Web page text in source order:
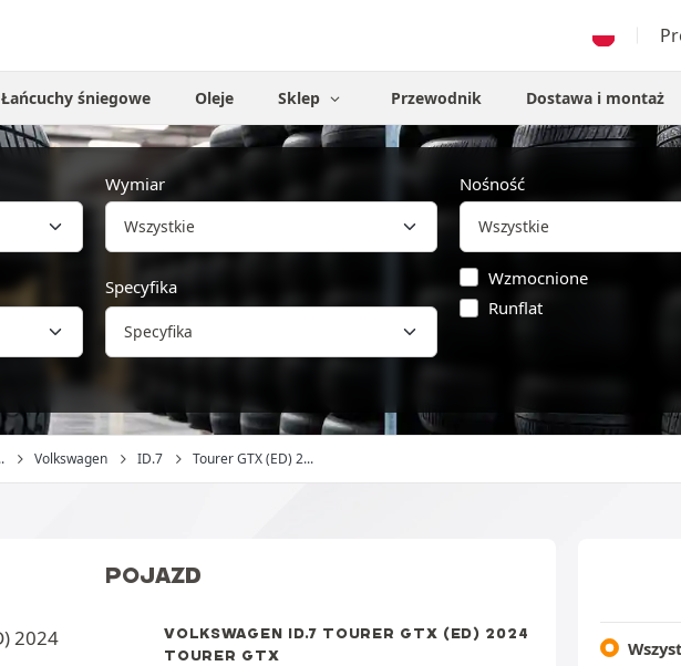
Łańcuchy śniegowe Oleje Sklep Przewodnik Dostawa i montaż
Wymiar Nośność
Specyfika
Specyfika
Wzmocnione
Runflat
Volkswagen ID.7 Tourer GTX (ED) 2...
POJAZD
VOLKSWAGEN ID.7 TOURER GTX (ED) 2024
TOURER GTX